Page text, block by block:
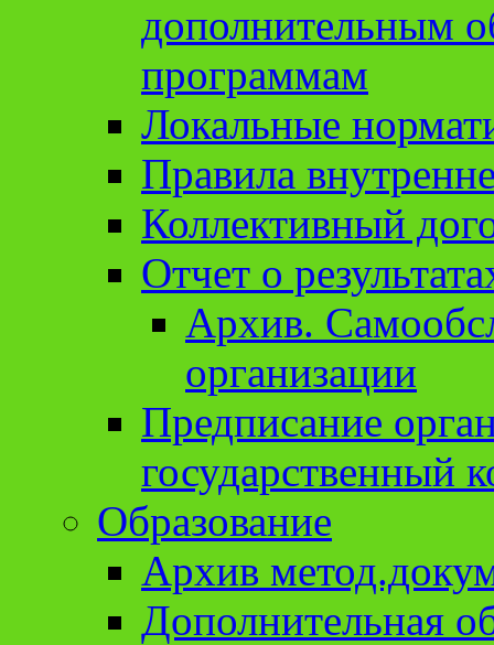
дополнительным
программам
Локальные
Правила
Коллективный
Отчет о
Архив.
организации
Предписание
государственный
Образование
Архив
Дополнительная